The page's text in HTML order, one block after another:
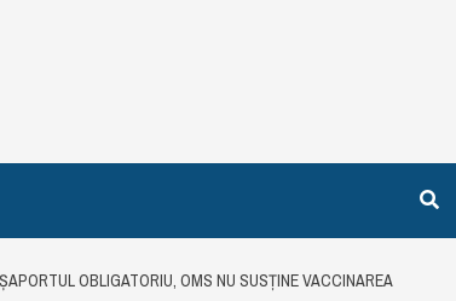
OBLIGATORIU, OMS NU SUSȚINE VACCINAREA